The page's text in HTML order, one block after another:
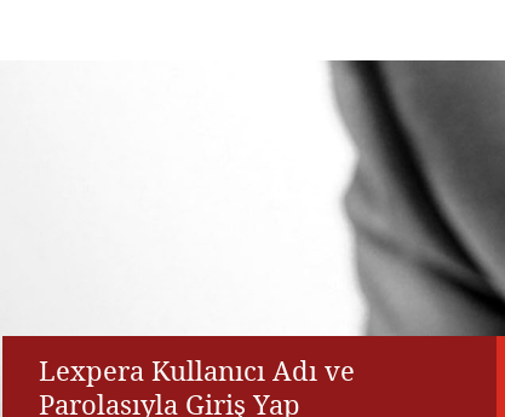
Lexpera Kullanıcı Adı ve
Parolasıyla Giriş Yap